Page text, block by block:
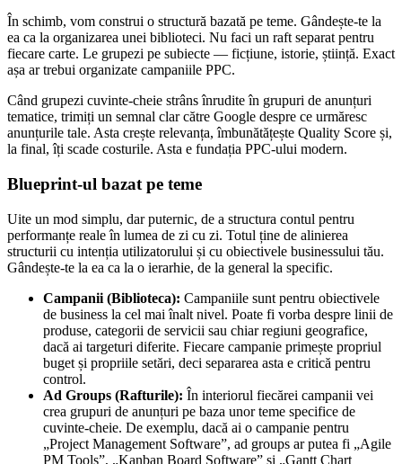
În schimb, vom construi o structură bazată pe teme. Gândește-te la
ea ca la organizarea unei biblioteci. Nu faci un raft separat pentru
fiecare carte. Le grupezi pe subiecte — ficțiune, istorie, știință. Exact
așa ar trebui organizate campaniile PPC.
Când grupezi cuvinte-cheie strâns înrudite în grupuri de anunțuri
tematice, trimiți un semnal clar către Google despre ce urmăresc
anunțurile tale. Asta crește relevanța, îmbunătățește Quality Score și,
la final, îți scade costurile. Asta e fundația PPC-ului modern.
Blueprint-ul bazat pe teme
Uite un mod simplu, dar puternic, de a structura contul pentru
performanțe reale în lumea de zi cu zi. Totul ține de alinierea
structurii cu intenția utilizatorului și cu obiectivele businessului tău.
Gândește-te la ea ca la o ierarhie, de la general la specific.
Campanii (Biblioteca): Campaniile sunt pentru obiectivele
de business la cel mai înalt nivel. Poate fi vorba despre linii de
produse, categorii de servicii sau chiar regiuni geografice,
dacă ai targeturi diferite. Fiecare campanie primește propriul
buget și propriile setări, deci separarea asta e critică pentru
control.
Ad Groups (Rafturile): În interiorul fiecărei campanii vei
crea grupuri de anunțuri pe baza unor teme specifice de
cuvinte-cheie. De exemplu, dacă ai o campanie pentru
„Project Management Software”, ad groups ar putea fi „Agile
PM Tools”, „Kanban Board Software” și „Gantt Chart